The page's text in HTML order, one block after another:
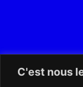
C'est nous